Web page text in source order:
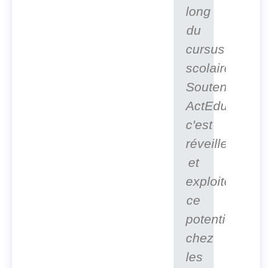
long
du
cursus
scolaire.
Soutenir
ActEduS,
c'est
réveiller
et
exploiter
ce
potentiel
chez
les